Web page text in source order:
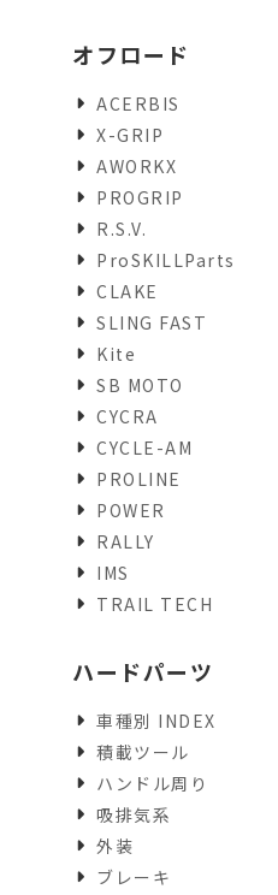
オフロード
ACERBIS
X-GRIP
AWORKX
PROGRIP
R.S.V.
ProSKILLParts
CLAKE
SLING FAST
Kite
SB MOTO
CYCRA
CYCLE-AM
PROLINE
POWER
RALLY
IMS
TRAIL TECH
ハードパーツ
車種別 INDEX
積載ツール
ハンドル周り
吸排気系
外装
ブレーキ